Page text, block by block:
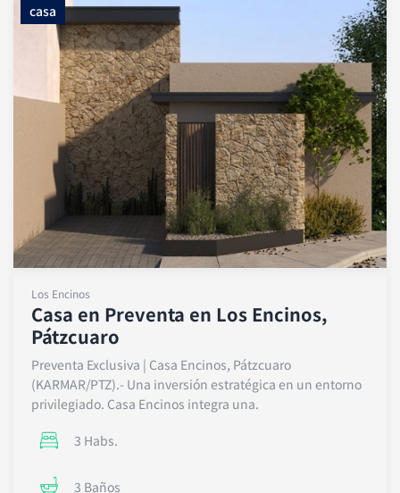
casa
Los Encinos
Casa en Preventa en Los Encinos,
Pátzcuaro
Preventa Exclusiva | Casa Encinos, Pátzcuaro
(KARMAR/PTZ).- Una inversión estratégica en un entorno
privilegiado. Casa Encinos integra una.
3 Habs.
3 Baños